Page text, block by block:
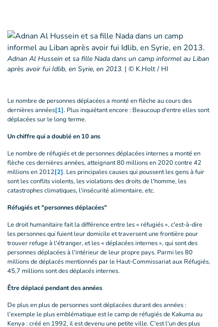
Adnan Al Hussein et sa fille Nada dans un camp informel au Liban
après avoir fui Idlib, en Syrie, en 2013. | © K.Holt / HI
Le nombre de personnes déplacées a monté en flèche au cours des
dernières années[1]. Plus inquiétant encore : Beaucoup d'entre elles sont
déplacées sur le long terme.
Un chiffre qui a doublé en 10 ans
Le nombre de réfugiés et de personnes déplacées internes a monté en
flèche ces dernières années, atteignant 80 millions en 2020 contre 42
millions en 2012[2]. Les principales causes qui poussent les gens à fuir
sont les conflits violents, les violations des droits de l'homme, les
catastrophes climatiques, l'insécurité alimentaire, etc.
Réfugiés et "personnes déplacées"
Le droit humanitaire fait la différence entre les « réfugiés », c'est-à-dire
les personnes qui fuient leur domicile et traversent une frontière pour
trouver refuge à l'étranger, et les « déplacées internes », qui sont des
personnes déplacées à l'intérieur de leur propre pays. Parmi les 80
millions de déplacés mentionnés par le Haut-Commissariat aux Réfugiés,
45,7 millions sont des déplacés internes.
Être déplacé pendant des années
De plus en plus de personnes sont déplacées durant des années :
l'exemple le plus emblématique est le camp de réfugiés de Kakuma au
Kenya : créé en 1992, il est devenu une petite ville. C'est l'un des plus